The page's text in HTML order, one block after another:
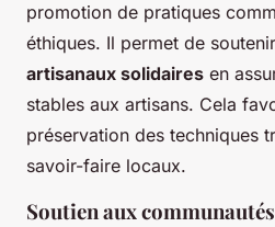
promotion de pratiques
éthiques. Il permet de
artisanaux solidaires en
stables aux artisans. Cela
préservation des techniques
savoir-faire locaux.
Soutien aux